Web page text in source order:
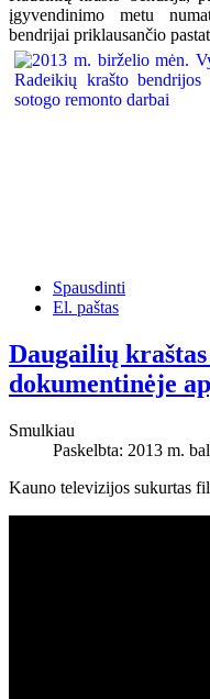
įgyvendinimo metu
bendrijai priklausančio
Spausdinti
El. paštas
Daugailių
dokumentinėje
Smulkiau
Paskelbta: 2013 m.
Kauno televizijos sukurtas